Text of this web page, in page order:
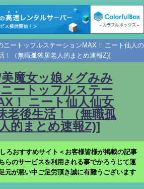
ニートッフルステーションMAX！ ニート仙人の
！（無職孤独居老人的まとめ速報Z)]
魔女ッ娘メグみみ
ートッフルステー
！ ニート仙人仙女
老後生活！（無職孤
的まとめ速報Z)]
ろおすすめサイト＜お客様皆様が掲載の記事
らのサービスを利用される事でかろうじて運
元が悪い中ご足労頂き誠に有難うございます